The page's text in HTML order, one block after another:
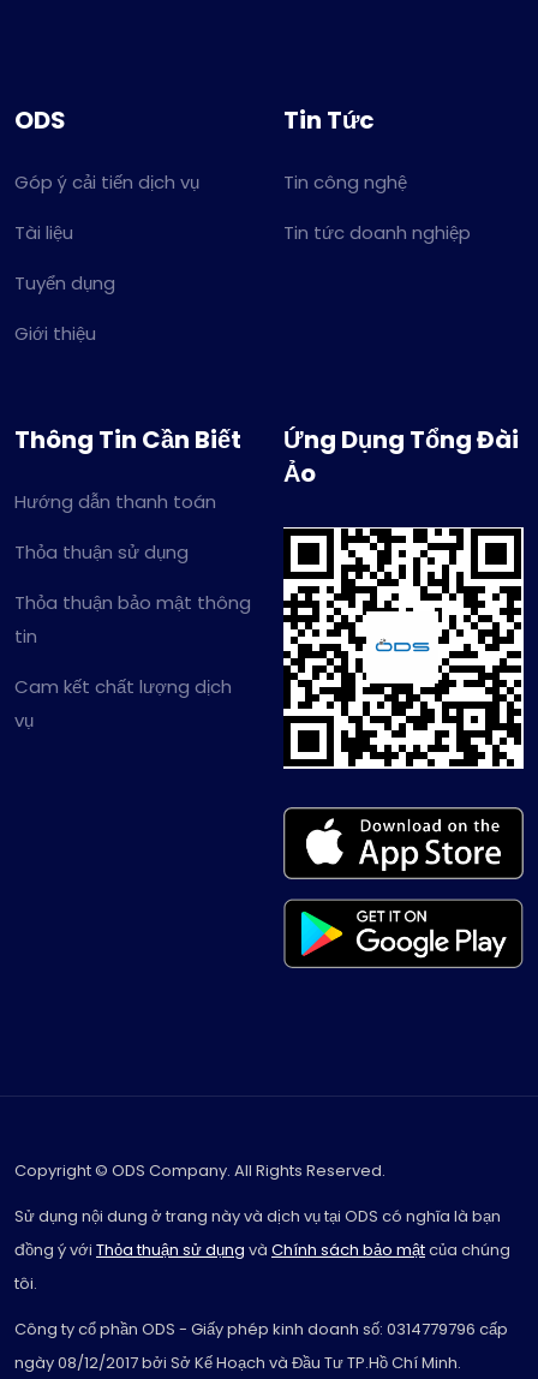
ODS
Góp ý cải tiến dịch vụ
Tài liệu
Tuyển dụng
Giới thiệu
Tin Tức
Tin công nghệ
Tin tức doanh nghiệp
Thông Tin Cần Biết
Hướng dẫn thanh toán
Thỏa thuận sử dụng
Thỏa thuận bảo mật thông
tin
Cam kết chất lượng dịch
vụ
Ứng Dụng Tổng Đài
Ảo
Copyright © ODS Company. All Rights Reserved.
Sử dụng nội dung ở trang này và dịch vụ tại ODS có nghĩa là bạn
đồng ý với Thỏa thuận sử dụng và Chính sách bảo mậtcủa chúng
tôi.
Công ty cổ phần ODS - Giấy phép kinh doanh số: 0314779796 cấp
ngày 08/12/2017 bởi Sở Kế Hoạch và Đầu Tư TP.Hồ Chí Minh.